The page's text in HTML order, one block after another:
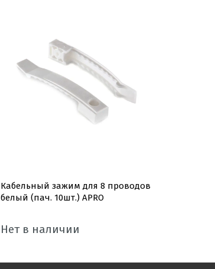
Кабельный зажим для 8 проводов
белый (пач. 10шт.) APRO
Нет в наличии